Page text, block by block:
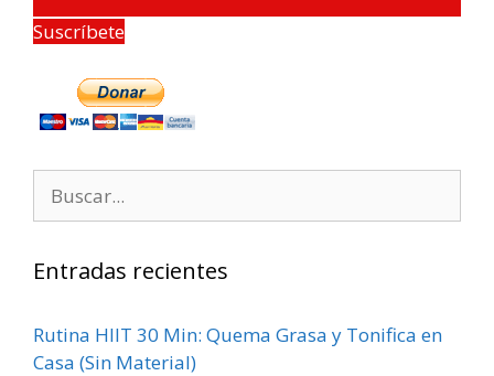
Suscríbete
Entradas recientes
Rutina HIIT 30 Min: Quema Grasa y Tonifica en
Casa (Sin Material)